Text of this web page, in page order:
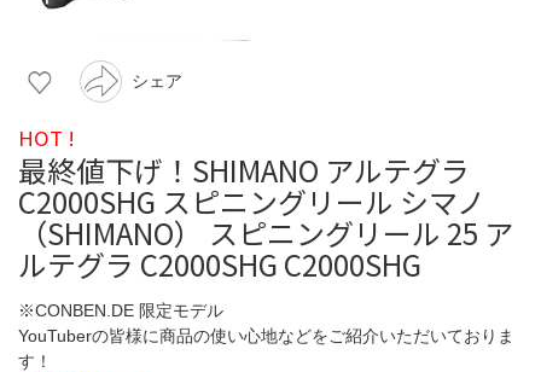
シェア
HOT !
最終値下げ！SHIMANO アルテグラ
C2000SHG スピニングリール シマノ
（SHIMANO） スピニングリール 25 ア
ルテグラ C2000SHG C2000SHG
※CONBEN.DE 限定モデル
YouTuberの皆様に商品の使い心地などをご紹介いただいておりま
す！